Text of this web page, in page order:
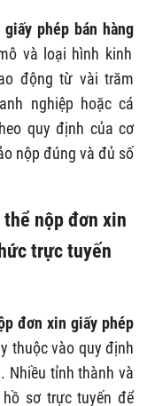
phép bán hàng
và loại hình kinh
động từ vài trăm
nghiệp hoặc cá
quy định của cơ
nộp đúng và đủ số
thể nộp đơn xin
trực tuyến
đơn xin giấy phép
thuộc vào quy định
Nhiều tỉnh thành và
sơ trực tuyến để